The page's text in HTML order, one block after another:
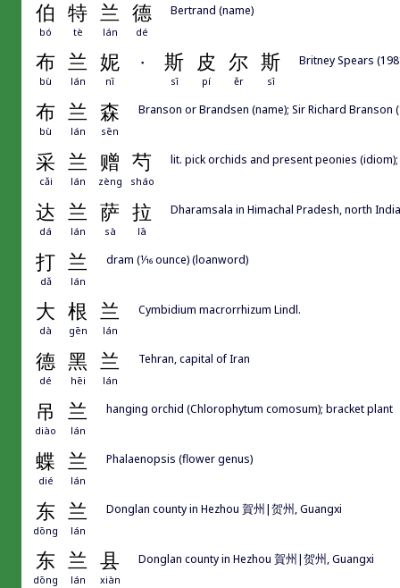
伯 特 兰 德
bó tè lán dé
Bertrand (name)
布 兰 妮 · 斯 皮 尔 斯
bù lán nī sī pí ěr sī
Britney Spears
布 兰 森
bù lán sēn
Branson or Brandsen (name); Sir Richard
采 兰 赠 芍
cǎi lán zèng sháo
lit. pick orchids and present peonies
达 兰 萨 拉
dá lán sà lā
Dharamsala in Himachal Pradesh, north
打 兰
dǎ lán
dram (1⁄16 ounce) (loanword)
大 根 兰
dà gēn lán
Cymbidium macrorrhizum Lindl.
德 黑 兰
dé hēi lán
Tehran, capital of Iran
吊 兰
diào lán
hanging orchid (Chlorophytum comosum); bracket plant
蝶 兰
dié lán
Phalaenopsis (flower genus)
东 兰
dōng lán
Donglan county in Hezhou 賀州|贺州, Guangxi
东 兰 县
dōng lán xiàn
Donglan county in Hezhou 賀州|贺州, Guangxi